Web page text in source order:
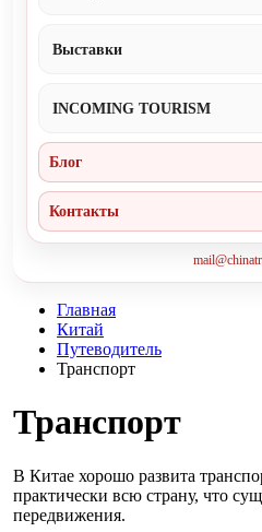
Выставки
INCOMING TOURISM
Блог
Контакты
Главная
Китай
Путеводитель
Транспорт
Транспорт
В Китае хорошо развита
практически всю страну, что
передвижения.